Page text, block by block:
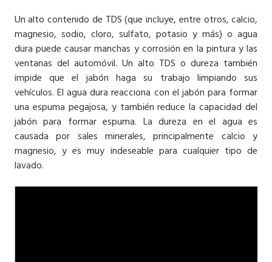
Un alto contenido de TDS (que incluye, entre otros, calcio,
magnesio, sodio, cloro, sulfato, potasio y más) o agua
dura puede causar manchas y corrosión en la pintura y las
ventanas del automóvil. Un alto TDS o dureza también
impide que el jabón haga su trabajo limpiando sus
vehículos. El agua dura reacciona con el jabón para formar
una espuma pegajosa, y también reduce la capacidad del
jabón para formar espuma. La dureza en el agua es
causada por sales minerales, principalmente calcio y
magnesio, y es muy indeseable para cualquier tipo de
lavado.